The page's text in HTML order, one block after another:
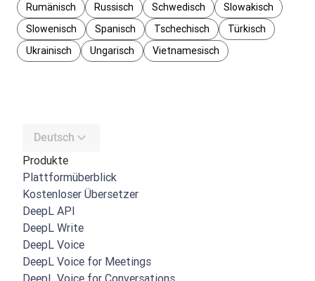
Rumänisch
Russisch Schwedisch
Slowakisch
Slowenisch
Spanisch Tschechisch
Türkisch
Ukrainisch
Ungarisch Vietnamesisch
Deutsch
Produkte
Plattformüberblick
Kostenloser Übersetzer
DeepL API
DeepL Write
DeepL Voice
DeepL Voice for Meetings